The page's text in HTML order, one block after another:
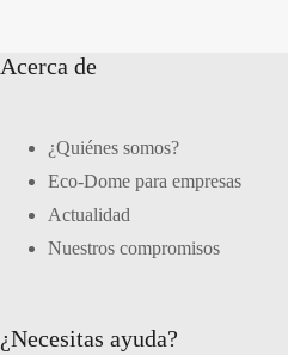
Acerca de
¿Quiénes somos?
Eco-Dome para empresas
Actualidad
Nuestros compromisos
¿Necesitas ayuda?